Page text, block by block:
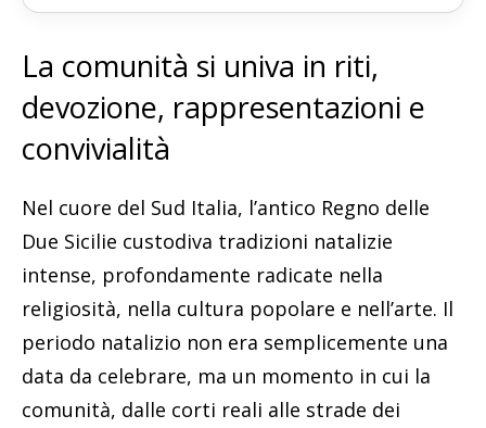
La comunità si univa in riti,
devozione, rappresentazioni e
convivialità
Nel cuore del Sud Italia, l’antico Regno delle
Due Sicilie custodiva tradizioni natalizie
intense, profondamente radicate nella
religiosità, nella cultura popolare e nell’arte. Il
periodo natalizio non era semplicemente una
data da celebrare, ma un momento in cui la
comunità, dalle corti reali alle strade dei